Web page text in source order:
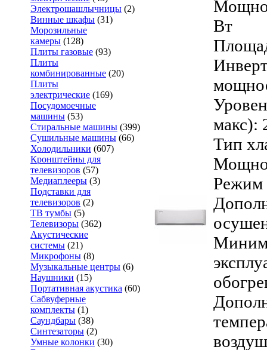
Электрошашлычницы (2)
Винные шкафы (31)
Морозильные
камеры (128)
Плиты газовые (93)
Плиты
комбинированные (20)
Плиты
электрические (169)
Посудомоечные
машины (53)
Стиральные машины (399)
Сушильные машины (66)
Холодильники (607)
Кронштейны для
телевизоров (57)
Медиаплееры (3)
Подставки для
телевизоров (2)
ТВ тумбы (5)
Телевизоры (362)
Акустические
системы (21)
Микрофоны (8)
Музыкальные центры (6)
Наушники (15)
Портативная акустика (60)
Сабвуферные
комплекты (1)
Саундбары (38)
Синтезаторы (2)
Умные колонки (30)
Вт
макс):
Тип
Режим